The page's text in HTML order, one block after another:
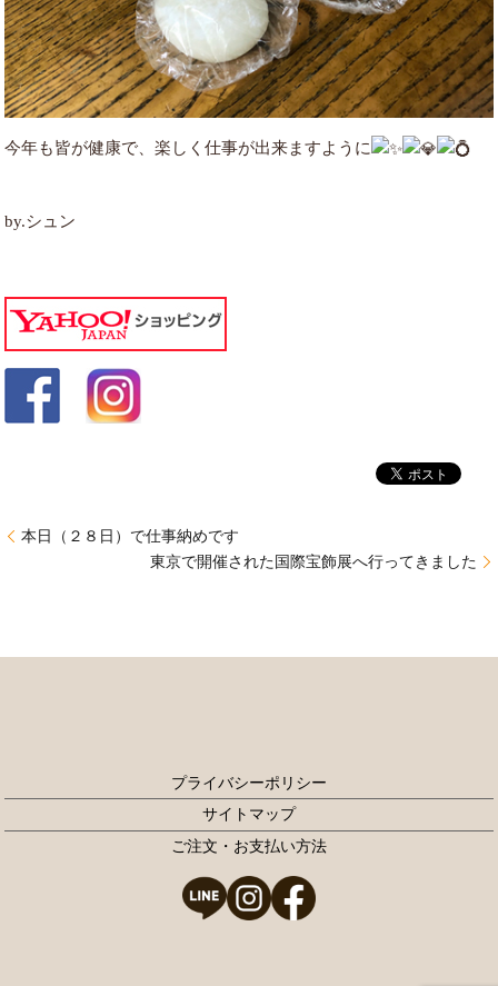
今年も皆が健康で、楽しく仕事が出来ますように
by.シュン
本日（２８日）で仕事納めです
東京で開催された国際宝飾展へ行ってきました
プライバシーポリシー
サイトマップ
ご注文・お支払い方法